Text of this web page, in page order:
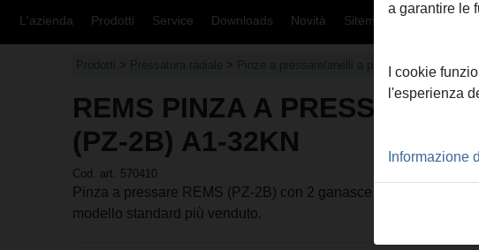
L'azienda Prodotti Service Downloads Novità Sitemap
Prodotti > Pressatura radiale > Pinze a pressare/anelli a pressare REMS >
REMS PINZA A PRESSARE G
(PZ-2B) A1-32KN
Cod. art. 570410
Pinza a pressare REMS (PZ-2B) con 2 ganasce monoblocco
modello standard più venduto.
a garantire le
I cookie
l'esperienza
Informazione